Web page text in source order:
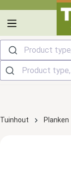
Product
Tuinhout Planken